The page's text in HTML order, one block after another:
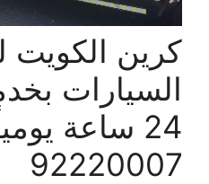
كرين الكويت
السيارات
24 ساعة يومياً
92220007